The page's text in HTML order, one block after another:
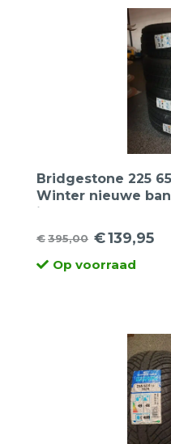
Bridgestone 225
Winter nieuwe
is per 2 stuks.
€395,00
Oorspronkelijke
prijs
€139,95
Huidige
prijsOp voorraad